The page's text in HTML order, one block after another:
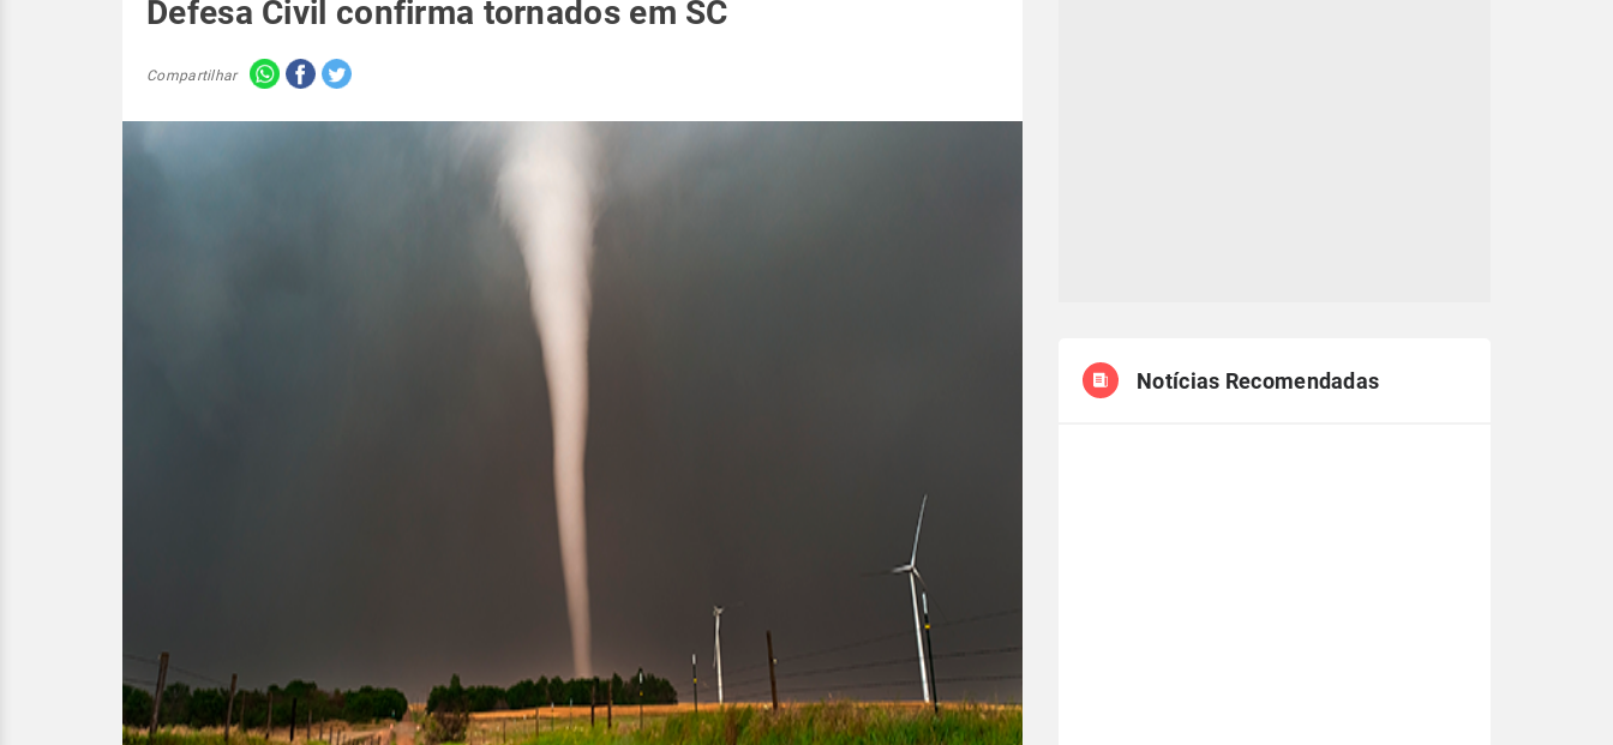
Defesa Civil confirma tornados em SC
Compartilhar
Notícias Recomendadas